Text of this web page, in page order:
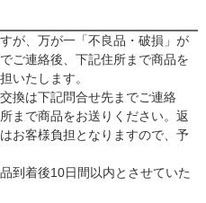
が、万が一「不良品・破損」が
ご連絡後、下記住所まで商品を
いたします。
換は下記問合せ先までご連絡
まで商品をお送りください。返
お客様負担となりますので、予
到着後10日間以内 とさせていた